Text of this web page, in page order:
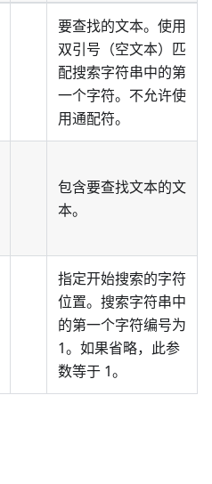
要查找的文本。使用
双引号（空文本）匹
配搜索字符串中的第
一个字符。不允许使
用通配符。
包含要查找文本的文
本。
指定开始搜索的字符
位置。搜索字符串中
的第一个字符编号为
1。如果省略，此参
数等于 1。